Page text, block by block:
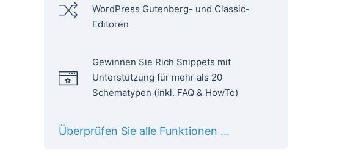
WordPress Gutenberg- und Classic-
Editoren
Gewinnen Sie Rich Snippets mit
Unterstützung für mehr als 20
Schematypen (inkl. FAQ & HowTo)
Überprüfen Sie alle Funktionen ...